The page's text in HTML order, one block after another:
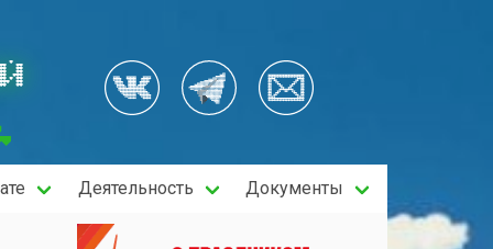
Деятельность Документы